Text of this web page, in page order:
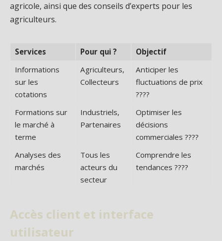
agricole, ainsi que des conseils d’experts pour les
agriculteurs.
Services Pour qui ?
Objectif
Informations
sur les
cotations
Agriculteurs,
Collecteurs
Anticiper les
fluctuations de prix
????
Formations sur
le marché à
terme
Industriels,
Partenaires
Optimiser les
décisions
commerciales ????
Analyses des
marchés
Tous les
acteurs du
secteur
Comprendre les
tendances ????
Accès client et interface
utilisateur